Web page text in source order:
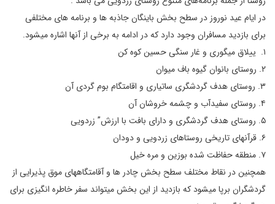
در ایام عید نوروز در سطح بخش باینگان جاذبه ها و برنامه های مختلفی
برای بازدید مسافران وجود دارد که در ادامه به برخی از آنها اشاره میشود.
۱. ییلاق میگوری و غار سنگی حسین کوه کن
۲. روستای بانوان گیوه باف میوان
۳. روستای هدف گردشگری ساتیاری و اقامتگام بوم گردی آن
۴. روستای سفیدآب و چشمه خروشان آن
۵. روستای هدف گردشگری و دارای بافت با ارزش” زردویی
۶. قرآنهای تاریخی روستاهای زردویی و دودان
۷. منطقه حفاظت شده بوزین و مره خیل
همچنین در نقاط مختلف سطح بخش چادر ها و آقامتگاههای موق پذیرایی از
گردشگران برپا میشود که بازدید از این بخش میتواند سفر خاطره انگیزی برای